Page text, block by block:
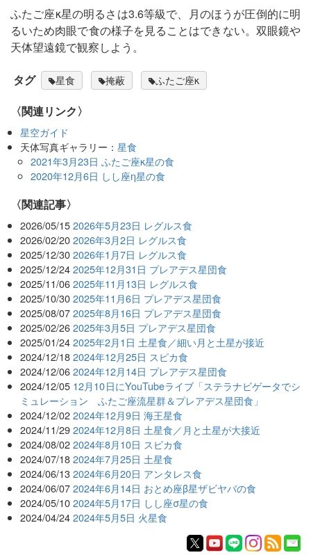
ふたご座κ星の明るさは3.6等級で、月のほうが圧倒的に明
るいため肉眼で食の様子を見ることはできない。双眼鏡や
天体望遠鏡で観察しよう。
タグ 星食 掩蔽 ふたご座κ
〈関連リンク〉
星空ガイド
天体写真ギャラリー：星食
2021年3月23日 ふたご座κ星の食
2020年12月6日 しし座η星の食
関連記事
2026/05/15 2026年5月23日 レグルス食
2026/02/20 2026年3月2日 レグルス食
2025/12/30 2026年1月7日 レグルス食
2025/12/24 2025年12月31日 プレアデス星団食
2025/11/06 2025年11月13日 レグルス食
2025/10/30 2025年11月6日 プレアデス星団食
2025/08/07 2025年8月16日 プレアデス星団食
2025/02/26 2025年3月5日 プレアデス星団食
2025/01/24 2025年2月1日 土星食／細い月と土星が接近
2024/12/18 2024年12月25日 スピカ食
2024/12/06 2024年12月14日 プレアデス星団食
2024/12/05 12月10日にYouTubeライブ「ステラナビゲータでシ
ミュレーション ふたご座流星群＆プレアデス星団食」
2024/12/02 2024年12月9日 海王星食
2024/11/29 2024年12月8日 土星食／月と土星が大接近
2024/08/02 2024年8月10日 スピカ食
2024/07/18 2024年7月25日 土星食
2024/06/13 2024年6月20日 アンタレス食
2024/06/07 2024年6月14日 おとめ座β星ザビヤバの食
2024/05/10 2024年5月17日 しし座σ星の食
2024/04/24 2024年5月5日 火星食